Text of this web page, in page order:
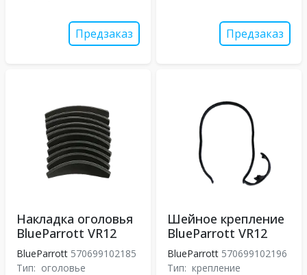
Предзаказ Предзаказ
Накладка оголовья
BlueParrott VR12
BlueParrott 570699102185
Тип: оголовье
Шейное крепление
BlueParrott VR12
BlueParrott 570699102196
Тип: крепление